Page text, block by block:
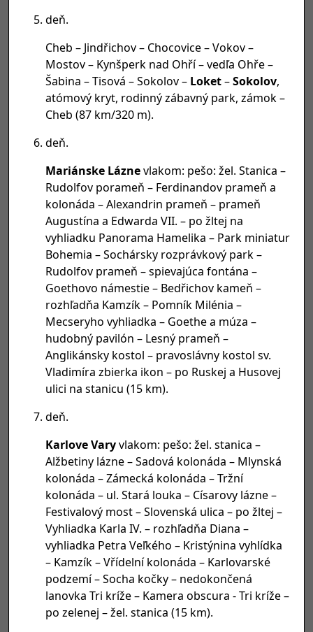
deň.
Cheb – Jindřichov – Chocovice – Vokov –
Mostov – Kynšperk nad Ohří – vedľa Ohře –
Šabina – Tisová – Sokolov – Loket–Sokolov,
atómový kryt, rodinný zábavný park, zámok –
Cheb (87 km/320 m).
deň.
Mariánske Láznevlakom: pešo: žel. Stanica –
Rudolfov porameň – Ferdinandov prameň a
kolonáda – Alexandrin prameň – prameň
Augustína a Edwarda VII. – po žltej na
vyhliadku Panorama Hamelika – Park miniatur
Bohemia – Sochársky rozprávkový park –
Rudolfov prameň – spievajúca fontána –
Goethovo námestie – Bedřichov kameň –
rozhľadňa Kamzík – Pomník Milénia –
Mecseryho vyhliadka – Goethe a múza –
hudobný pavilón – Lesný prameň –
Anglikánsky kostol – pravoslávny kostol sv.
Vladimíra zbierka ikon – po Ruskej a Husovej
ulici na stanicu (15 km).
deň.
Karlove Varyvlakom: pešo: žel. stanica –
Alžbetiny lázne – Sadová kolonáda – Mlynská
kolonáda – Zámecká kolonáda – Tržní
kolonáda – ul. Stará louka – Císarovy lázne –
Festivalový most – Slovenská ulica – po žltej –
Vyhliadka Karla IV. – rozhľadňa Diana –
vyhliadka Petra Veľkého – Kristýnina vyhlídka
– Kamzík – Vřídelní kolonáda – Karlovarské
podzemí – Socha kočky – nedokončená
lanovka Tri kríže – Kamera obscura - Tri kríže –
po zelenej – žel. stanica (15 km).